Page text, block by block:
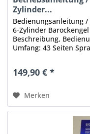
Zylinder...
Bedienungsanleitung /
6-Zylinder
Beschreibung,
Umfang: 43 Seiten
149,90 € *
Merken